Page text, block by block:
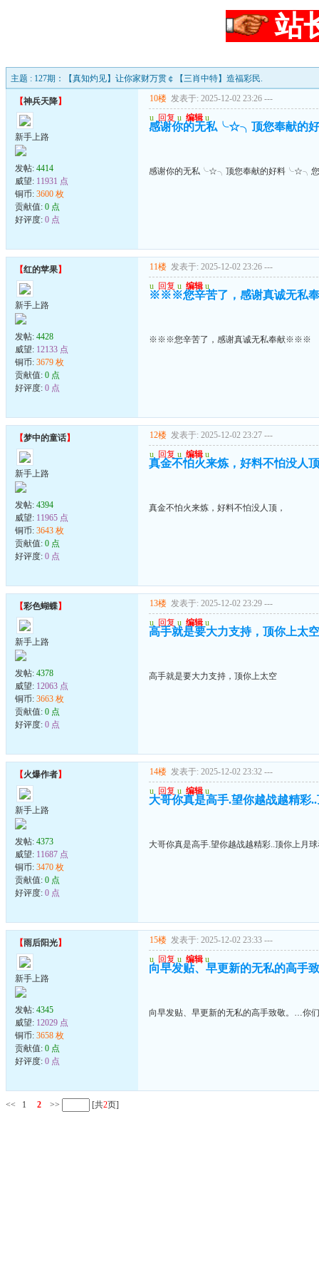
站
主题 : 127期：【真知灼见】让你家财万贯￠【三肖中特】造福彩民.
【神兵天降】
新手上路
发帖: 4414
威望: 11931 点
铜币: 3600 枚
贡献值: 0 点
好评度: 0 点
10楼 发表于: 2025-12-02 23:26 ---
u 回复 u 编辑 u
感谢你的无私╰☆╮顶您奉献
感谢你的无私╰☆╮顶您奉献的好料
【红的苹果】
新手上路
发帖: 4428
威望: 12133 点
铜币: 3679 枚
贡献值: 0 点
好评度: 0 点
11楼 发表于: 2025-12-02 23:26 ---
u 回复 u 编辑 u
※※※您辛苦了，感谢真诚无
※※※您辛苦了，感谢真诚无私奉献※※※
【梦中的童话】
新手上路
发帖: 4394
威望: 11965 点
铜币: 3643 枚
贡献值: 0 点
好评度: 0 点
12楼 发表于: 2025-12-02 23:27 ---
u 回复 u 编辑 u
真金不怕火来炼，好料不怕没人
真金不怕火来炼，好料不怕没人顶，
【彩色蝴蝶】
新手上路
发帖: 4378
威望: 12063 点
铜币: 3663 枚
贡献值: 0 点
好评度: 0 点
13楼 发表于: 2025-12-02 23:29 ---
u 回复 u 编辑 u
高手就是要大力支持，顶你上太空
高手就是要大力支持，顶你上太空
【火爆作者】
新手上路
发帖: 4373
威望: 11687 点
铜币: 3470 枚
贡献值: 0 点
好评度: 0 点
14楼 发表于: 2025-12-02 23:32 ---
u 回复 u 编辑 u
大哥你真是高手.望你越战越精彩
大哥你真是高手.望你越战越精彩..顶你上月
【雨后阳光】
新手上路
发帖: 4345
威望: 12029 点
铜币: 3658 枚
贡献值: 0 点
好评度: 0 点
15楼 发表于: 2025-12-02 23:33 ---
u 回复 u 编辑 u
向早发贴、早更新的无私的高手
向早发贴、早更新的无私的高手致敬。…你
<< 1 2 >> [共2页]